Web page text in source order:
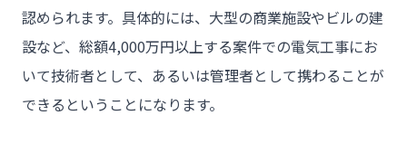
認められます。具体的には、大型の商業施設やビルの建
設など、総額4,000万円以上する案件での電気工事にお
いて技術者として、あるいは管理者として携わることが
できるということになります。